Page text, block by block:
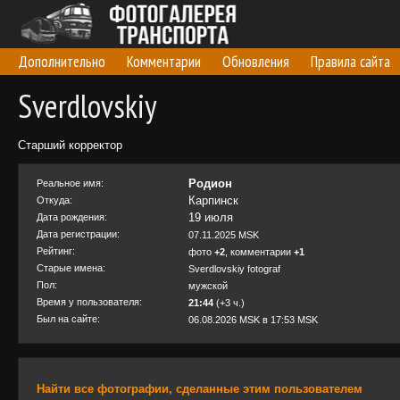
Дополнительно Комментарии Обновления Правила сайта
Sverdlovskiy
Старший корректор
Реальное имя: Родион
Откуда: Карпинск
Дата рождения: 19 июля
Дата регистрации:
07.11.2025 MSK
Рейтинг:
фото +2 , комментарии +1
Старые имена:
Sverdlovskiy fotograf
Пол:
мужской
Время у пользователя:
21:44 (+3 ч.)
Был на сайте:
06.08.2026 MSK в 17:53 MSK
Найти все фотографии, сделанные этим пользователем